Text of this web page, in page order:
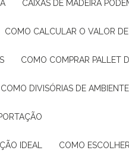
CAIXAS DE MADEIRA
COMO CALCULAR O VALOR
COMO COMPRAR PALLET
COMO DIVISÓRIAS DE
IDEAL COMO